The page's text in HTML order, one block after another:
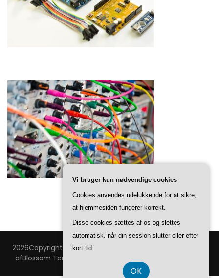
2026Copyright Technovision
afBlossom Temaer
Vi bruger kun nødvendige cookies
Cookies anvendes udelukkende for at sikre,
at hjemmesiden fungerer korrekt.
Disse cookies sættes af os og slettes
automatisk, når din session slutter eller efter
kort tid.
OK